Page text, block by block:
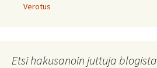
Verotus
Etsi hakusanoin juttuja blogista